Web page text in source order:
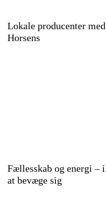
Lokale producenter
Horsens
Fællesskab og energi –
at bevæge sig